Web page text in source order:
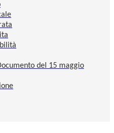
del 15 maggio